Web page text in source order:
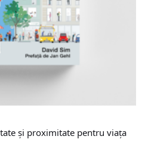
şi proximitate pentru viaţa